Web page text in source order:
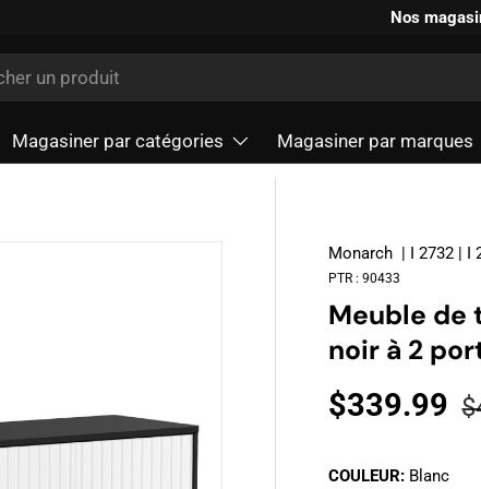
Nos
Magasiner par catégories Magasiner par marques
Monarch | I 2732 | I
PTR :90433
Meuble
noir à 2
$339.99
COULEUR: Blanc